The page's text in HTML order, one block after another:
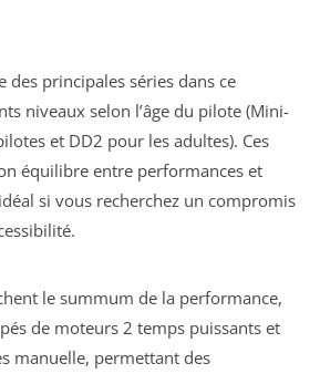
des principales séries dans ce
niveaux selon l’âge du pilote (Mini-
et DD2 pour les adultes). Ces
équilibre entre performances et
si vous recherchez un compromis
le summum de la performance,
de moteurs 2 temps puissants et
manuelle, permettant des